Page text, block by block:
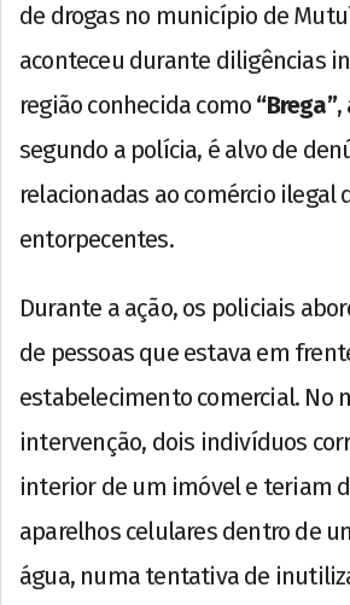
de drogas no município de
aconteceu durante diligências
região conhecida como “Brega”,
segundo a polícia, é alvo de
relacionadas ao comércio ilegal
entorpecentes.
Durante a ação, os policiais
de pessoas que estava em
estabelecimento comercial. No
intervenção, dois indivíduos
interior de um imóvel e teriam
aparelhos celulares dentro de
água, numa tentativa de